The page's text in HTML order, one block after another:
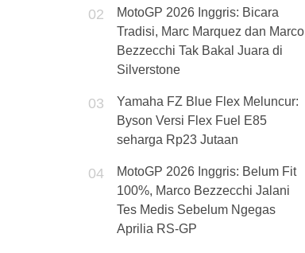
02
MotoGP 2026 Inggris: Bicara
Tradisi, Marc Marquez dan Marco
Bezzecchi Tak Bakal Juara di
Silverstone
03
Yamaha FZ Blue Flex Meluncur:
Byson Versi Flex Fuel E85
seharga Rp23 Jutaan
04
MotoGP 2026 Inggris: Belum Fit
100%, Marco Bezzecchi Jalani
Tes Medis Sebelum Ngegas
Aprilia RS-GP